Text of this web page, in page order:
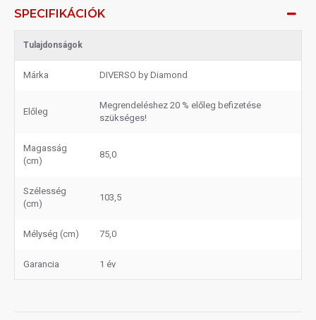
SPECIFIKÁCIÓK
Tulajdonságok
Márka DIVERSO by Diamond
Előleg
Megrendeléshez 20 % előleg befizetése
szükséges!
Magasság
(cm)
85,0
Szélesség
(cm)
103,5
Mélység (cm) 75,0
Garancia 1 év